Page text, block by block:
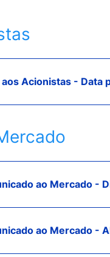
Acionistas - Data
ao Mercado -
ao Mercado -